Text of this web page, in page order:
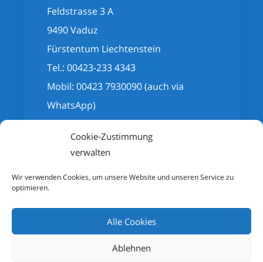
Cookie-Zustimmung
verwalten
Wir verwenden Cookies, um unsere Website und unseren Service zu
optimieren.
Alle Cookies
Ablehnen
Feldstrasse 3 A
9490 Vaduz
Fürstentum Liechtenstein
Tel.: 00423-233 4343
Mobil: 00423 7930090 (auch via
WhatsApp)
info@lichtblick4you.li
© LichtBlick Seminarhaus Vaduz 2020-
Screenweaver Media